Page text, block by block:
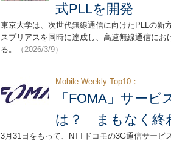
式PLLを開発
東京大学は、次世代無線通信に向けたPLLの新
スプリアスを同時に達成し、高速無線通信に
る。
（2026/3/9）
Mobile Weekly Top10：
「FOMA」サー
は？ まもなく終
3月31日をもって、NTTドコモの3G通信サー